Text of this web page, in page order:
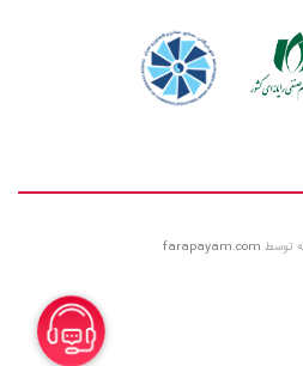
توسط farapayam.com